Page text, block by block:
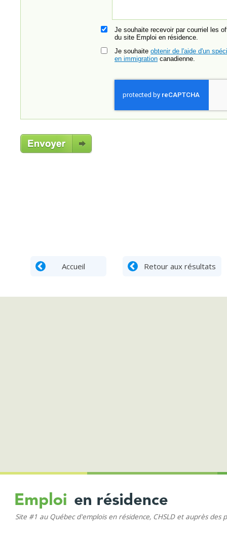
Je souhaite recevoir par courriel les
du site Emploi en résidence.
Je souhaite obtenir de l'aide d'un
en immigration canadienne.
Accueil Retour aux résultats
Site #1 au Québec d'emplois en résidence, CHSLD et auprès des